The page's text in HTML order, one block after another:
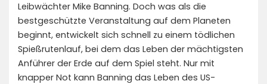
Leibwächter Mike Banning. Doch was als die
bestgeschützte Veranstaltung auf dem Planeten
beginnt, entwickelt sich schnell zu einem tödlichen
Spießrutenlauf, bei dem das Leben der mächtigsten
Anführer der Erde auf dem Spiel steht. Nur mit
knapper Not kann Banning das Leben des US-